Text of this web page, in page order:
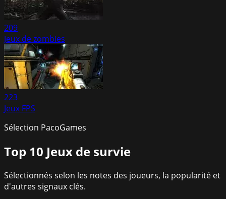
209
Jeux de zombies
223
Jeux FPS
Sélection PacoGames
Top 10 Jeux de survie
Sélectionnés selon les notes des joueurs, la popularité et
d'autres signaux clés.